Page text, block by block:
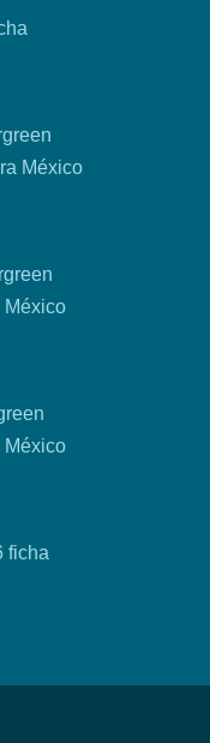
México
México
México
ficha